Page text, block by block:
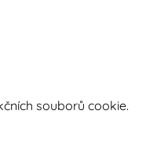
souborů cookie.